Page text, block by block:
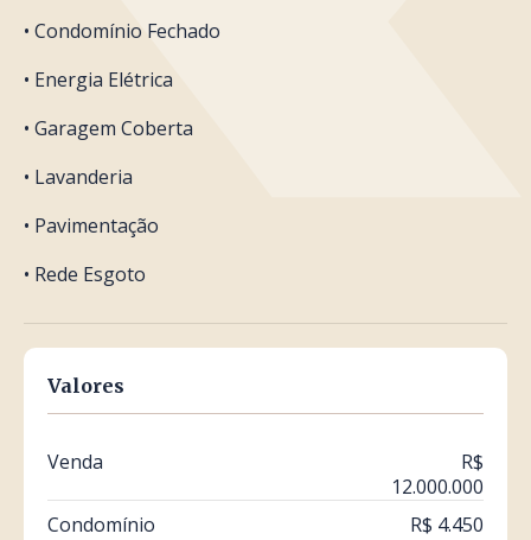
• Condomínio Fechado
• Energia Elétrica
• Garagem Coberta
• Lavanderia
• Pavimentação
• Rede Esgoto
Valores
Venda
R$
12.000.000
Condomínio
R$ 4.450